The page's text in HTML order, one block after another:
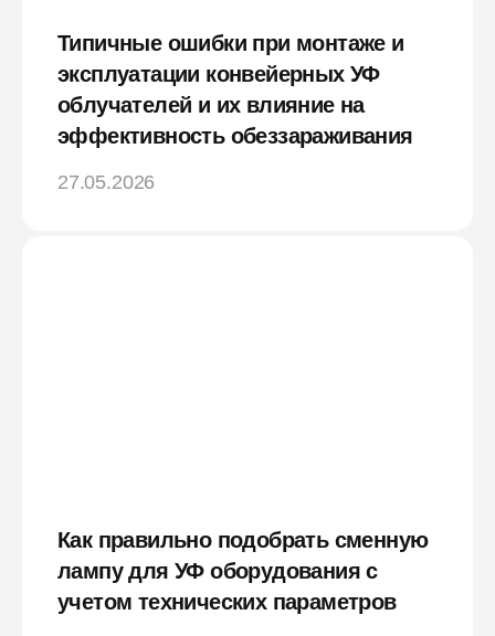
Типичные ошибки при монтаже и
эксплуатации конвейерных УФ
облучателей и их влияние на
эффективность обеззараживания
27.05.2026
Как правильно подобрать сменную
лампу для УФ оборудования с
учетом технических параметров